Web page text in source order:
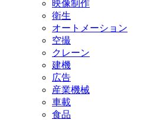
映像制作
衛生
オートメーション
空撮
クレーン
建機
広告
産業機械
車載
食品